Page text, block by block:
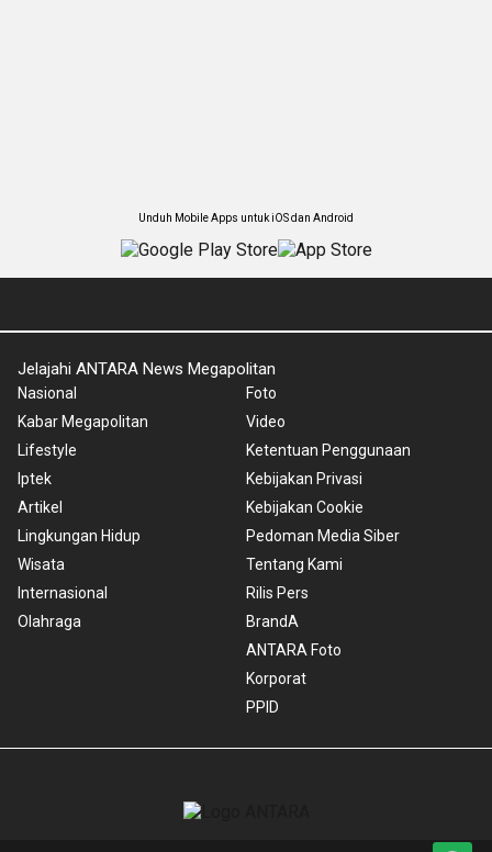
Unduh Mobile Apps untuk iOS dan Android
Jelajahi ANTARA News Megapolitan
Nasional
Kabar Megapolitan
Lifestyle
Iptek
Artikel
Lingkungan Hidup
Wisata
Internasional
Olahraga
Foto
Video
Ketentuan Penggunaan
Kebijakan Privasi
Kebijakan Cookie
Pedoman Media Siber
Tentang Kami
Rilis Pers
BrandA
ANTARA Foto
Korporat
PPID